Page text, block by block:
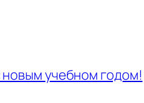
новым учебном годом!